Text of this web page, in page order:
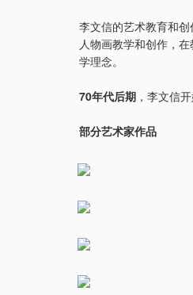
李文信的艺术教育和
人物画教学和创作，
学理念。
70年代后期 ，李文信
部分艺术家作品